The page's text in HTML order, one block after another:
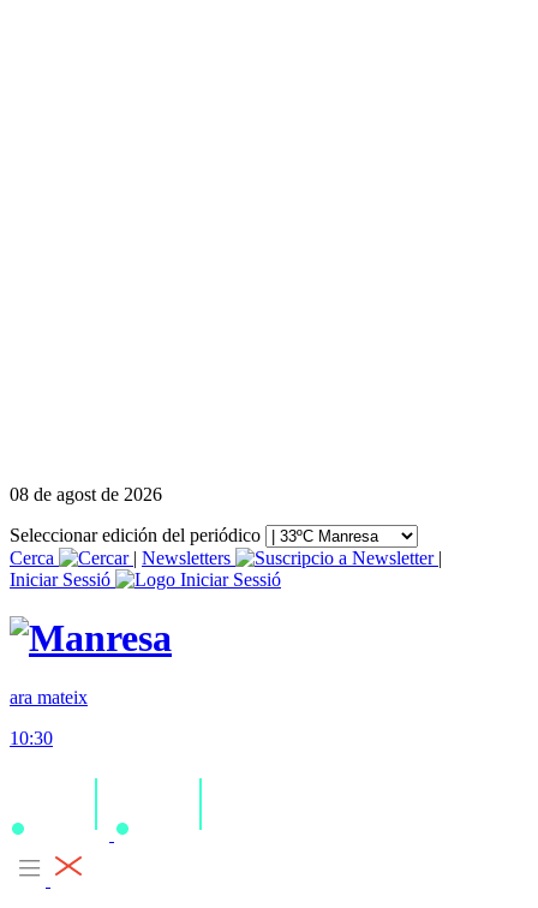
08 de agost de 2026
Seleccionar edición del periódico
Cerca
| Newsletters
|
Iniciar Sessió
ara mateix
10:30